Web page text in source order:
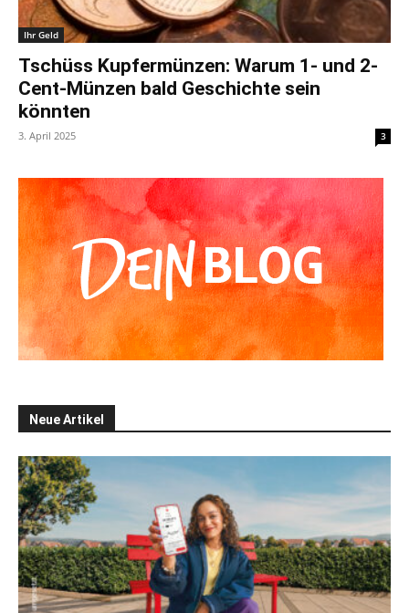
Ihr Geld
Tschüss Kupfermünzen: Warum 1- und 2-
Cent-Münzen bald Geschichte sein
könnten
3. April 2025 3
Neue Artikel